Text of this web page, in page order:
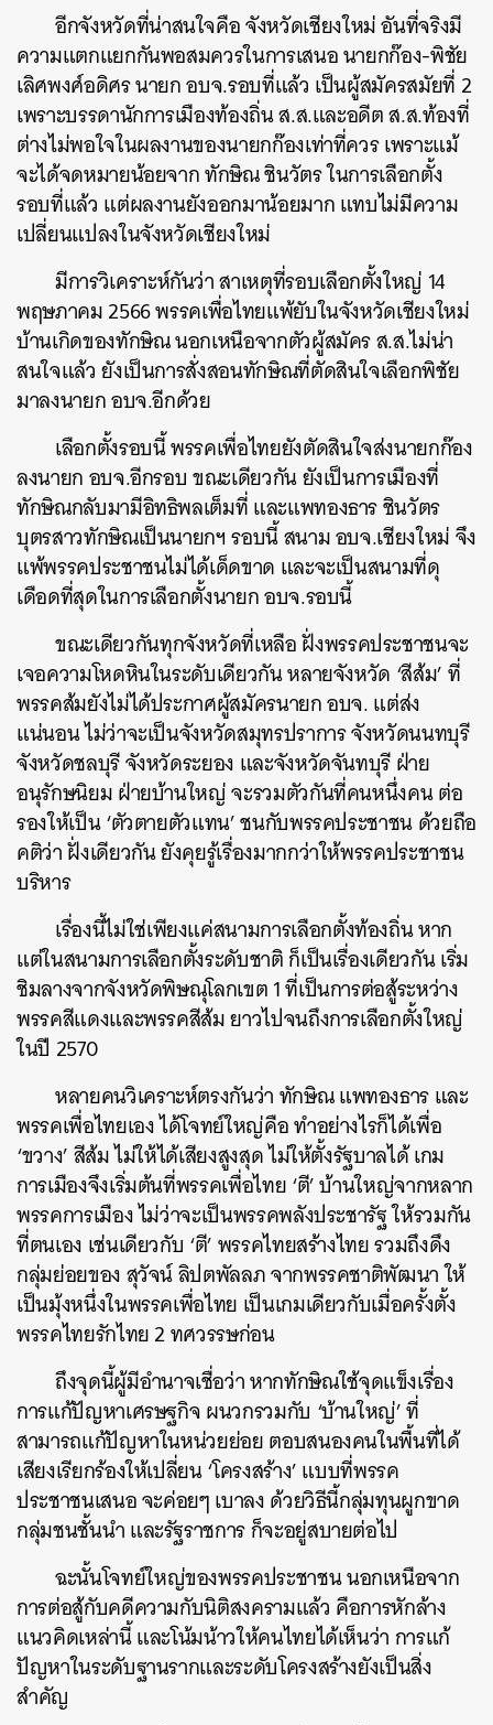
อีกจังหวัดที่น่าสนใจคือ จังหวัดเชียงใหม่ อันที่จริงมี
ความแตกแยกกันพอสมควรในการเสนอ นายกก๊อง-พิชัย
เลิศพงศ์อดิศร นายก อบจ.รอบที่แล้ว เป็นผู้สมัครสมัยที่ 2
เพราะบรรดานักการเมืองท้องถิ่น ส.ส.และอดีต ส.ส.ท้องที่
ต่างไม่พอใจในผลงานของนายกก๊องเท่าที่ควร เพราะแม้
จะได้จดหมายน้อยจาก ทักษิณ ชินวัตร ในการเลือกตั้ง
รอบที่แล้ว แต่ผลงานยังออกมาน้อยมาก แทบไม่มีความ
เปลี่ยนแปลงในจังหวัดเชียงใหม่
มีการวิเคราะห์กันว่า สาเหตุที่รอบเลือกตั้งใหญ่ 14
พฤษภาคม 2566 พรรคเพื่อไทยแพ้ยับในจังหวัดเชียงใหม่
บ้านเกิดของทักษิณ นอกเหนือจากตัวผู้สมัคร ส.ส.ไม่น่า
สนใจแล้ว ยังเป็นการสั่งสอนทักษิณที่ตัดสินใจเลือกพิชัย
มาลงนายก อบจ.อีกด้วย
เลือกตั้งรอบนี้ พรรคเพื่อไทยยังตัดสินใจส่งนายกก๊อง
ลงนายก อบจ.อีกรอบ ขณะเดียวกัน ยังเป็นการเมืองที่
ทักษิณกลับมามีอิทธิพลเต็มที่ และแพทองธาร ชินวัตร
บุตรสาวทักษิณเป็นนายกฯ รอบนี้ สนาม อบจ.เชียงใหม่ จึง
แพ้พรรคประชาชนไม่ได้เด็ดขาด และจะเป็นสนามที่ดุ
เดือดที่สุดในการเลือกตั้งนายก อบจ.รอบนี้
ขณะเดียวกันทุกจังหวัดที่เหลือ ฝั่งพรรคประชาชนจะ
เจอความโหดหินในระดับเดียวกัน หลายจังหวัด ‘สีส้ม’ ที่
พรรคส้มยังไม่ได้ประกาศผู้สมัครนายก อบจ. แต่ส่ง
แน่นอน ไม่ว่าจะเป็นจังหวัดสมุทรปราการ จังหวัดนนทบุรี
จังหวัดชลบุรี จังหวัดระยอง และจังหวัดจันทบุรี ฝ่าย
อนุรักษนิยม ฝ่ายบ้านใหญ่ จะรวมตัวกันที่คนหนึ่งคน ต่อ
รองให้เป็น ‘ตัวตายตัวแทน’ ชนกับพรรคประชาชน ด้วยถือ
คติว่า ฝั่งเดียวกัน ยังคุยรู้เรื่องมากกว่าให้พรรคประชาชน
บริหาร
เรื่องนี้ไม่ใช่เพียงแค่สนามการเลือกตั้งท้องถิ่น หาก
แต่ในสนามการเลือกตั้งระดับชาติ ก็เป็นเรื่องเดียวกัน เริ่ม
ชิมลางจากจังหวัดพิษณุโลกเขต 1 ที่เป็นการต่อสู้ระหว่าง
พรรคสีแดงและพรรคสีส้ม ยาวไปจนถึงการเลือกตั้งใหญ่
ในปี 2570
หลายคนวิเคราะห์ตรงกันว่า ทักษิณ แพทองธาร และ
พรรคเพื่อไทยเอง ได้โจทย์ใหญ่คือ ทำอย่างไรก็ได้เพื่อ
‘ขวาง’ สีส้ม ไม่ให้ได้เสียงสูงสุด ไม่ให้ตั้งรัฐบาลได้ เกม
การเมืองจึงเริ่มต้นที่พรรคเพื่อไทย ‘ตี’ บ้านใหญ่จากหลาก
พรรคการเมือง ไม่ว่าจะเป็นพรรคพลังประชารัฐ ให้รวมกัน
ที่ตนเอง เช่นเดียวกับ ‘ตี’ พรรคไทยสร้างไทย รวมถึงดึง
กลุ่มย่อยของ สุวัจน์ ลิปตพัลลภ จากพรรคชาติพัฒนา ให้
เป็นมุ้งหนึ่งในพรรคเพื่อไทย เป็นเกมเดียวกับเมื่อครั้งตั้ง
พรรคไทยรักไทย 2 ทศวรรษก่อน
ถึงจุดนี้ผู้มีอำนาจเชื่อว่า หากทักษิณใช้จุดแข็งเรื่อง
การแก้ปัญหาเศรษฐกิจ ผนวกรวมกับ ‘บ้านใหญ่’ ที่
สามารถแก้ปัญหาในหน่วยย่อย ตอบสนองคนในพื้นที่ได้
เสียงเรียกร้องให้เปลี่ยน ‘โครงสร้าง’ แบบที่พรรค
ประชาชนเสนอ จะค่อยๆ เบาลง ด้วยวิธีนี้กลุ่มทุนผูกขาด
กลุ่มชนชั้นนำ และรัฐราชการ ก็จะอยู่สบายต่อไป
ฉะนั้นโจทย์ใหญ่ของพรรคประชาชน นอกเหนือจาก
การต่อสู้กับคดีความกับนิติสงครามแล้ว คือการหักล้าง
แนวคิดเหล่านี้ และโน้มน้าวให้คนไทยได้เห็นว่า การแก้
ปัญหาในระดับฐานรากและระดับโครงสร้างยังเป็นสิ่ง
สำคัญ
SHARE TWEET